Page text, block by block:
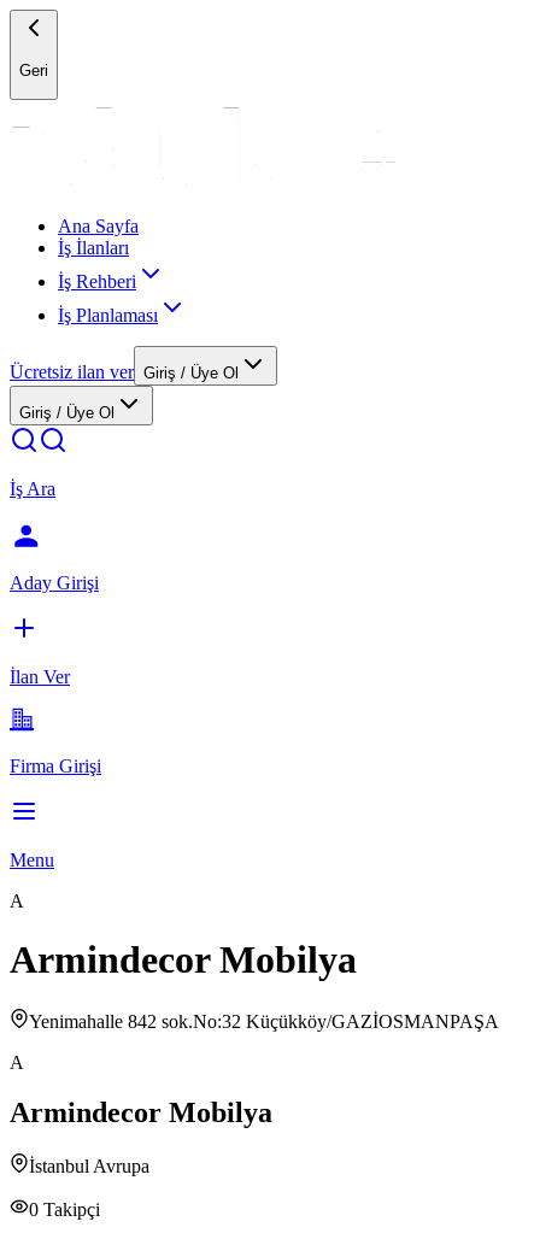
Geri
Ana Sayfa
İş İlanları
İş Rehberi
İş Planlaması
Ücretsiz ilan ver Giriş / Üye Ol
Giriş / Üye Ol
İş Ara
Aday Girişi
İlan Ver
Firma Girişi
Menu
A
Armindecor Mobilya
Yenimahalle 842 sok.No:32 Küçükköy/GAZİOSMANPAŞA
A
Armindecor Mobilya
İstanbul Avrupa
0 Takipçi